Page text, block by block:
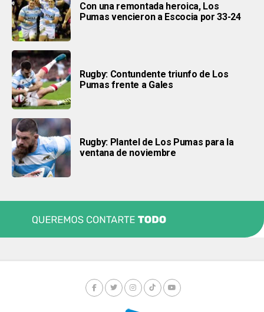
Con una remontada heroica, Los
Pumas vencieron a Escocia por 33-24
Rugby: Contundente triunfo de Los
Pumas frente a Gales
Rugby: Plantel de Los Pumas para la
ventana de noviembre